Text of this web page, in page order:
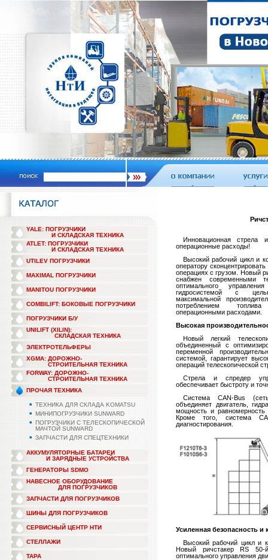
YALE: ПОГРУЗЧИКИ
И СКЛАДСКАЯ ТЕХНИКА
ATLET: ПОГРУЗЧИКИ
И СКЛАДСКАЯ ТЕХНИКА
UTILEV ПОГРУЗЧИКИ
MAXIMAL ПОГРУЗЧИКИ
MANITOU ПОГРУЗЧИКИ
COMBILIFT: БОКОВЫЕ ПОГРУЗЧИКИ
ПОГРУЗЧИКИ Б/У
UNILIFT (XILIN):
СКЛАДСКАЯ ТЕХНИКА
ЭЛЕКТРОТЕЛЬФЕРЫ
XGMA: ДОРОЖНО-
СТРОИТЕЛЬНАЯ ТЕХНИКА
FORWAY: ДОРОЖНО-
СТРОИТЕЛЬНАЯ ТЕХНИКА
ПРОЧАЯ ТЕХНИКА
ТЕХНИКА ДЛЯ СКЛАДА KOMATSU
МИНИПОГРУЗЧИКИ SUNWARD
ПОГРУЗЧИКИ С ТЕЛЕСКОПИЧЕСКОЙ
МАЧТОЙ SUNWARD
ЗАПЧАСТИ ДЛЯ СПЕЦТЕХНИКИ
АККУМУЛЯТОРНЫЕ БАТАРЕИ
И ЗАРЯДНЫЕ УСТРОЙСТВА
ГЕНЕРАТОРЫ SDMO
НАВЕСНОЕ ОБОРУДОВАНИЕ
ДЛЯ ПОГРУЗЧИКОВ
ЗАПЧАСТИ ДЛЯ ПОГРУЗЧИКОВ
ШИНЫ ДЛЯ ПОГРУЗЧИКОВ
СЕРВИСНЫЙ ЦЕНТР НТИ
СТЕЛЛАЖИ
ТАРА
Инновационная стрела
операционные расходы!
Высокий рабочий цикл и
оператору
операциях с грузом. Новый
снабжен современными
оптимального
гидросистемой с
максимальной
потреблением
операционными расходами.
Высокая
Новый легкий
объединенный с
переменной
системой, гарантирует
операций телескопической
Стрела и спредер
обеспечивает быстроту и
Система CAN-Bus
объединяет двигатель,
мощность и
Кроме того, система
диагностирования.
Усиленная безопасность
Высокий рабочий цикл и
Новый ричстакер RS 50-
оптимального управления